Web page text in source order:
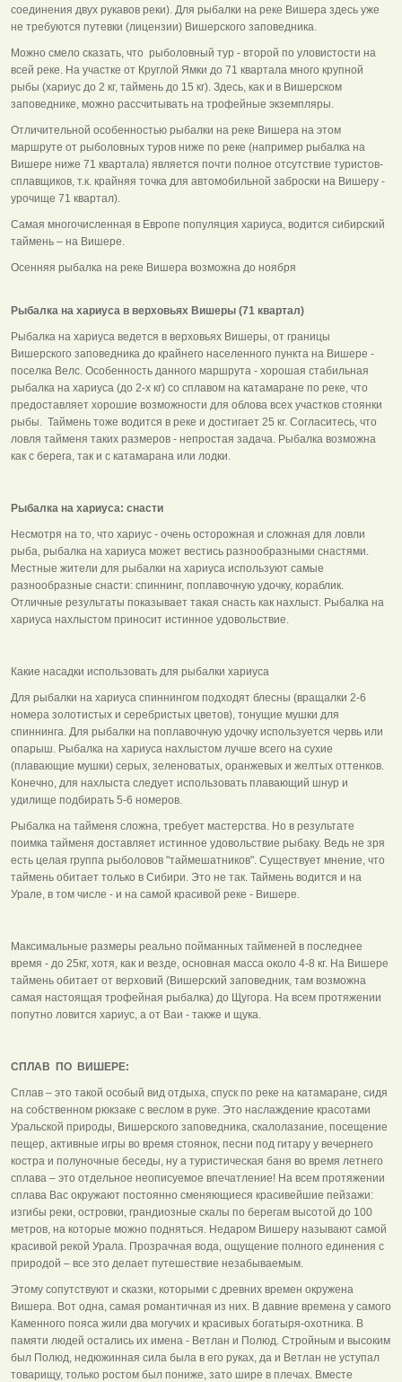
соединения двух рукавов реки). Для рыбалки на реке Вишера здесь уже
не требуются путевки (лицензии) Вишерского заповедника.
Можно смело сказать, что рыболовный тур - второй по уловистости на
всей реке. На участке от Круглой Ямки до 71 квартала много крупной
рыбы (хариус до 2 кг, таймень до 15 кг). Здесь, как и в Вишерском
заповеднике, можно рассчитывать на трофейные экземпляры.
Отличительной особенностью рыбалки на реке Вишера на этом
маршруте от рыболовных туров ниже по реке (например рыбалка на
Вишере ниже 71 квартала) является почти полное отсутствие туристов-
сплавщиков, т.к. крайняя точка для автомобильной заброски на Вишеру -
урочище 71 квартал).
Самая многочисленная в Европе популяция хариуса, водится сибирский
таймень – на Вишере.
Осенняя рыбалка на реке Вишера возможна до ноября
Рыбалка на хариуса в верховьях Вишеры (71 квартал)
Рыбалка на хариуса ведется в верховьях Вишеры, от границы
Вишерского заповедника до крайнего населенного пункта на Вишере -
поселка Велс. Особенность данного маршрута - хорошая стабильная
рыбалка на хариуса (до 2-х кг) со сплавом на катамаране по реке, что
предоставляет хорошие возможности для облова всех участков стоянки
рыбы. Таймень тоже водится в реке и достигает 25 кг. Согласитесь, что
ловля тайменя таких размеров - непростая задача. Рыбалка возможна
как с берега, так и с катамарана или лодки.
Рыбалка на хариуса: снасти
Несмотря на то, что хариус - очень осторожная и сложная для ловли
рыба, рыбалка на хариуса может вестись разнообразными снастями.
Местные жители для рыбалки на хариуса используют самые
разнообразные снасти: спиннинг, поплавочную удочку, кораблик.
Отличные результаты показывает такая снасть как нахлыст. Рыбалка на
хариуса нахлыстом приносит истинное удовольствие.
Какие насадки использовать для рыбалки хариуса
Для рыбалки на хариуса спиннингом подходят блесны (вращалки 2-6
номера золотистых и серебристых цветов), тонущие мушки для
спиннинга. Для рыбалки на поплавочную удочку используется червь или
опарыш. Рыбалка на хариуса нахлыстом лучше всего на сухие
(плавающие мушки) серых, зеленоватых, оранжевых и желтых оттенков.
Конечно, для нахлыста следует использовать плавающий шнур и
удилище подбирать 5-6 номеров.
Рыбалка на тайменя сложна, требует мастерства. Но в результате
поимка тайменя доставляет истинное удовольствие рыбаку. Ведь не зря
есть целая группа рыболовов "таймешатников". Существует мнение, что
таймень обитает только в Сибири. Это не так. Таймень водится и на
Урале, в том числе - и на самой красивой реке - Вишере.
Максимальные размеры реально пойманных тайменей в последнее
время - до 25кг, хотя, как и везде, основная масса около 4-8 кг. На Вишере
таймень обитает от верховий (Вишерский заповедник, там возможна
самая настоящая трофейная рыбалка) до Щугора. На всем протяжении
попутно ловится хариус, а от Ваи - также и щука.
СПЛАВ ПО ВИШЕРЕ:
Сплав – это такой особый вид отдыха, спуск по реке на катамаране, сидя
на собственном рюкзаке с веслом в руке. Это наслаждение красотами
Уральской природы, Вишерского заповедника, скалолазание, посещение
пещер, активные игры во время стоянок, песни под гитару у вечернего
костра и полуночные беседы, ну а туристическая баня во время летнего
сплава – это отдельное неописуемое впечатление! На всем протяжении
сплава Вас окружают постоянно сменяющиеся красивейшие пейзажи:
изгибы реки, островки, грандиозные скалы по берегам высотой до 100
метров, на которые можно подняться. Недаром Вишеру называют самой
красивой рекой Урала. Прозрачная вода, ощущение полного единения с
природой – все это делает путешествие незабываемым.
Этому сопутствуют и сказки, которыми с древних времен окружена
Вишера. Вот одна, самая романтичная из них. В давние времена у самого
Каменного пояса жили два могучих и красивых богатыря-охотника. В
памяти людей остались их имена - Ветлан и Полюд. Стройным и высоким
был Полюд, недюжинная сила была в его руках, да и Ветлан не уступал
товарищу, только ростом был пониже, зато шире в плечах. Вместе